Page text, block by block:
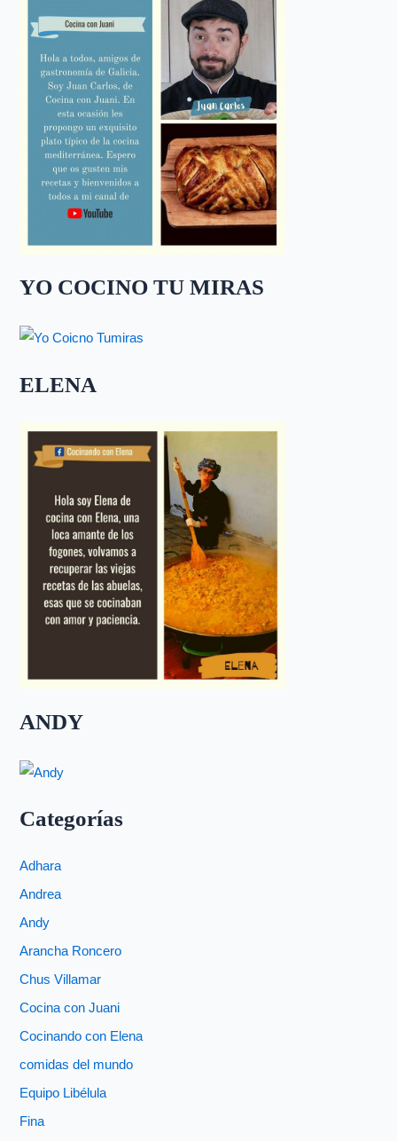
YO COCINO TU MIRAS
ELENA
ANDY
Categorías
Adhara
Andrea
Andy
Arancha Roncero
Chus Villamar
Cocina con Juani
Cocinando con Elena
comidas del mundo
Equipo Libélula
Fina